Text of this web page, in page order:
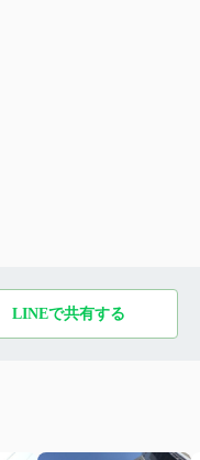
LINEで共有する